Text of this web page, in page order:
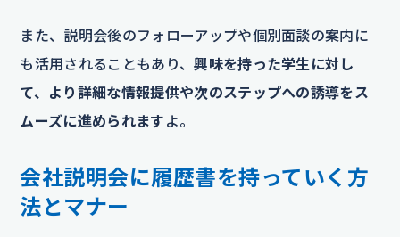
また、説明会後のフォローアップや個別面談の案内に
も活用されることもあり、興味を持った学生に対し
て、より詳細な情報提供や次のステップへの誘導をス
ムーズに進められます よ。
会社説明会に履歴書を持っていく方
法とマナー